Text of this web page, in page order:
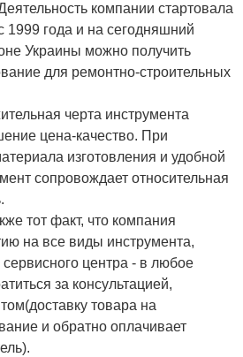
компании стартовала
1999 года и на сегодняшний
Украины можно получить
для ремонтно-строительных
черта инструмента
цена-качество. При
изготовления и удобной
сопровождает относительная
тот факт, что компания
на все виды инструмента,
сервисного центра - в любое
за консультацией,
товара на
и обратно оплачивает